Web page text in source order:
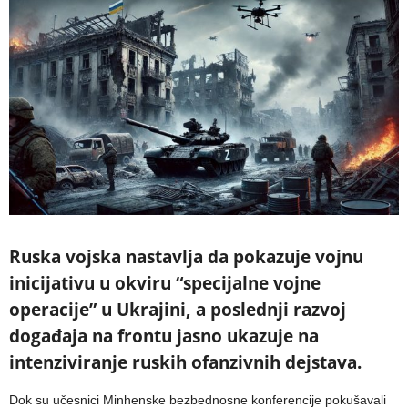
Ruska vojska nastavlja da pokazuje vojnu
inicijativu u okviru “specijalne vojne
operacije” u Ukrajini, a poslednji razvoj
događaja na frontu jasno ukazuje na
intenziviranje ruskih ofanzivnih dejstava.
Dok su učesnici Minhenske bezbednosne konferencije pokušavali